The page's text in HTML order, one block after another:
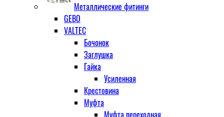
Металлические фитинги
GEBO
VALTEC
Бочонок
Заглушка
Гайка
Усиленная
Крестовина
Муфта